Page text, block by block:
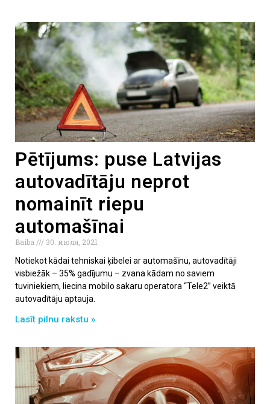
Pētījums: puse Latvijas
autovadītāju neprot
nomainīt riepu
automašīnai
Baiba
30. июля, 2021
Notiekot kādai tehniskai ķibelei ar automašīnu, autovadītāji
visbiežāk – 35% gadījumu – zvana kādam no saviem
tuviniekiem, liecina mobilo sakaru operatora “Tele2” veiktā
autovadītāju aptauja.
Lasīt pilnu rakstu »